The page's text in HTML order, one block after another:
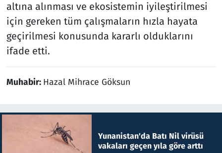
altına alınması ve ekosistemin iyileştirilmesi
için gereken tüm çalışmaların hızla hayata
geçirilmesi konusunda kararlı olduklarını
ifade etti.
Muhabir: Hazal Mihrace Göksun
Yunanistan'da Batı Nil virüsü
vakaları geçen yıla göre arttı